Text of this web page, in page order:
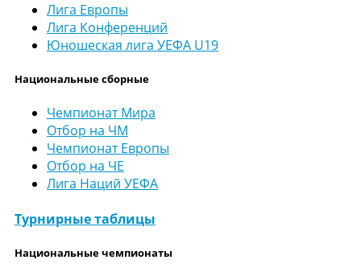
Лига Европы
Лига Конференций
Юношеская лига УЕФА U19
Национальные сборные
Чемпионат Мира
Отбор на ЧМ
Чемпионат Европы
Отбор на ЧЕ
Лига Наций УЕФА
Турнирные таблицы
Национальные чемпионаты